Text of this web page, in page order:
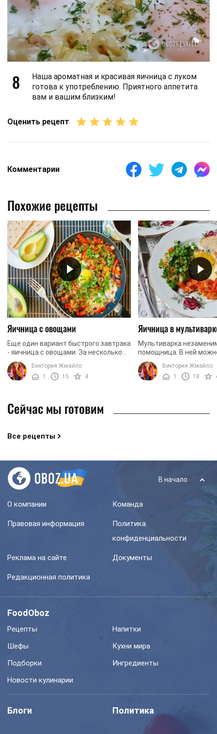
8
Наша ароматная и красивая яичница с луком
готова к употреблению. Приятного аппетита
вам и вашим близким!
Оценить рецепт
Комментарии
Похожие рецепты
Яичница с овощами
Еще один вариант быстрого завтрака
- яичница с овощами. За несколько
минут вы получите очень сытный,
аппетитный и полезный завтрак,
который порадует ...
Виктория Жмайло
1
15 4
Яичница в
Мультиварка
помощница. В ней
приготовить многие
не исключение.
мультиварке
Виктория Жмайло
1
18
Сейчас мы готовим
Все рецепты
В начало
О компании Команда
Правовая информация
Политика
конфиденциальности
Реклама на сайте Документы
Редакционная политика
FoodOboz
Рецепты
Напитки
Шефы
Кухни мира
Подборки
Ингредиенты
Новости кулинарии
Блоги Политика